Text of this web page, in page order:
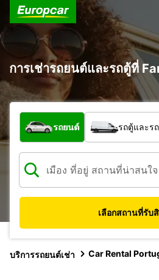
การเช่ารถยนต์และรถตู้ที่
รถประเภทใด
รถยนต์ รถตู้และร
เลือกสถานที่รับ
บริการรถยนต์เช่า Car Rental